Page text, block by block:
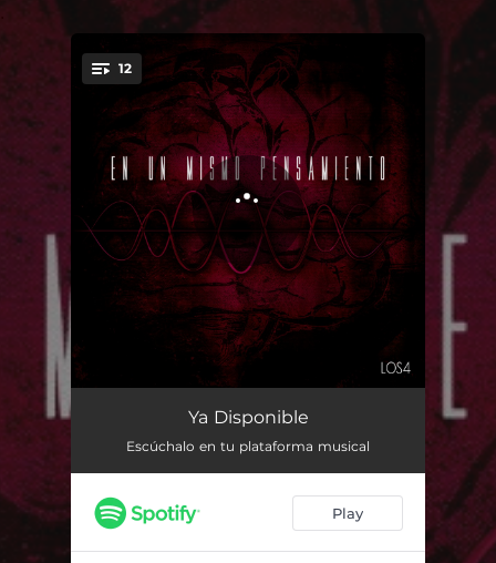
You're all set!
12
El Hombre Que Yo Amo 04:08
Amor Eterno 03:42
Ya Disponible
Escúchalo en tu plataforma musical
Play